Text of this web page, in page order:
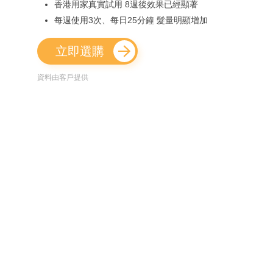
香港用家真實試用 8週後效果已經顯著
每週使用3次、每日25分鐘 髮量明顯增加
立即選購
資料由客戶提供